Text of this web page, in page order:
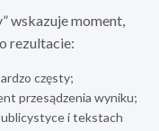
wskazuje moment,
rezultacie:
częsty;
przesądzenia wyniku;
i tekstach